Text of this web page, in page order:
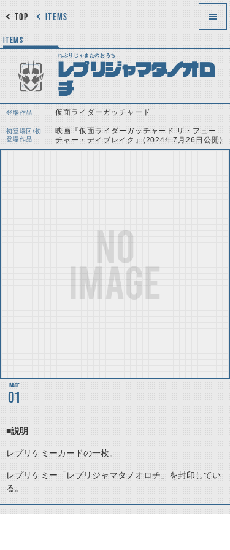
ITEMS
TOP
ITEMS
れぷりじゃまたのおろち
レプリジャマタノオロ
チ
登場作品 仮面ライダーガッチャード
初登場回/初
登場作品
映画『仮面ライダーガッチャード ザ・フュー
チャー・デイブレイク』(2024年7月26日公開)
01
■説明
レプリケミーカードの一枚。
レプリケミー「レプリジャマタノオロチ」を封印してい
る。